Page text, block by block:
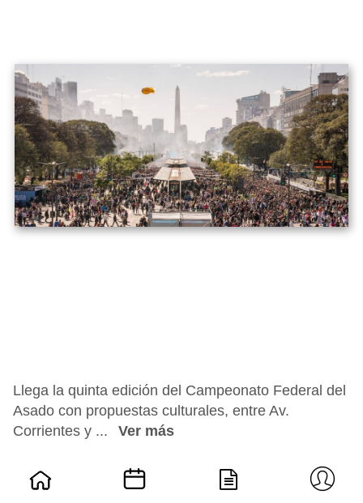
Llega la quinta edición del Campeonato Federal del
Asado con propuestas culturales, entre Av.
Corrientes y ...
Ver más